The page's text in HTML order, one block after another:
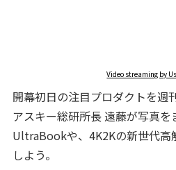
Video streaming by
開幕初日の注目プロダクトを週
アスキー総研所長 遠藤が写真
UltraBookや、4K2Kの新世代高
しよう。